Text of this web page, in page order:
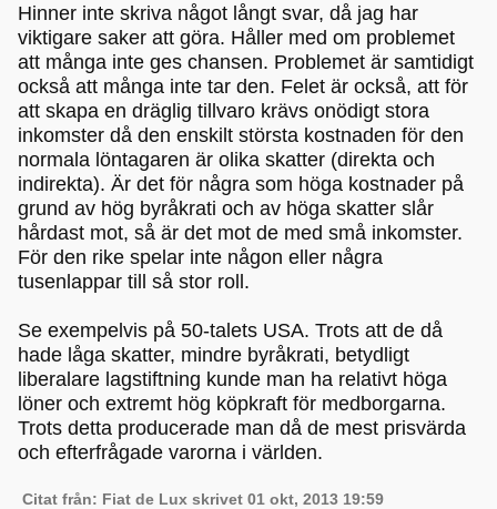
Hinner inte skriva något långt svar, då jag har
viktigare saker att göra. Håller med om problemet
att många inte ges chansen. Problemet är samtidigt
också att många inte tar den. Felet är också, att för
att skapa en dräglig tillvaro krävs onödigt stora
inkomster då den enskilt största kostnaden för den
normala löntagaren är olika skatter (direkta och
indirekta). Är det för några som höga kostnader på
grund av hög byråkrati och av höga skatter slår
hårdast mot, så är det mot de med små inkomster.
För den rike spelar inte någon eller några
tusenlappar till så stor roll.
Se exempelvis på 50-talets USA. Trots att de då
hade låga skatter, mindre byråkrati, betydligt
liberalare lagstiftning kunde man ha relativt höga
löner och extremt hög köpkraft för medborgarna.
Trots detta producerade man då de mest prisvärda
och efterfrågade varorna i världen.
Citat från: Fiat de Lux skrivet 01 okt, 2013 19:59